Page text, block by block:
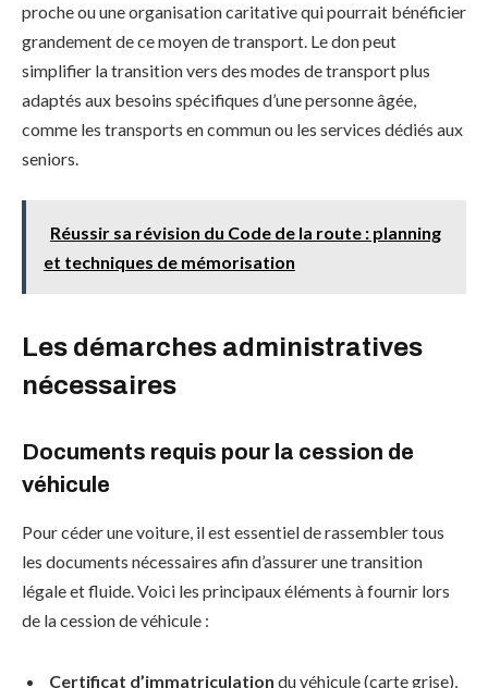
proche ou une organisation caritative qui pourrait bénéficier
grandement de ce moyen de transport. Le don peut
simplifier la transition vers des modes de transport plus
adaptés aux besoins spécifiques d’une personne âgée,
comme les transports en commun ou les services dédiés aux
seniors.
Réussir sa révision du Code de la route : planning
et techniques de mémorisation
Les démarches administratives
nécessaires
Documents requis pour la cession de
véhicule
Pour céder une voiture, il est essentiel de rassembler tous
les documents nécessaires afin d’assurer une transition
légale et fluide. Voici les principaux éléments à fournir lors
de la cession de véhicule :
Certificat d’immatriculation du véhicule (carte grise),